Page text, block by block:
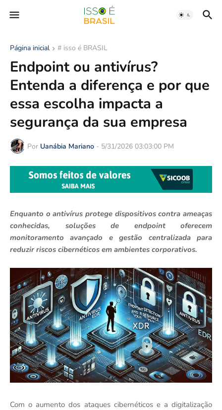
Página inicial # isso é BRASIL
Endpoint ou antivírus?
Entenda a diferença e por que
essa escolha impacta a
segurança da sua empresa
Por Uanábia Mariano - 5/31/2026 03:03:00 PM
Enquanto o antivírus protege dispositivos contra ameaças
conhecidas, soluções de endpoint oferecem
monitoramento avançado e gestão centralizada para
reduzir riscos cibernéticos em ambientes corporativos.
Com o aumento dos ataques cibernéticos e a digitalização